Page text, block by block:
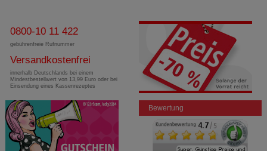
0800-10 11 422
gebührenfreie Rufnummer
Versandkostenfrei
innerhalb Deutschlands bei einem
Mindestbestellwert von 13,99 Euro oder bei
Einsendung eines Kassenrezeptes
Bewertung